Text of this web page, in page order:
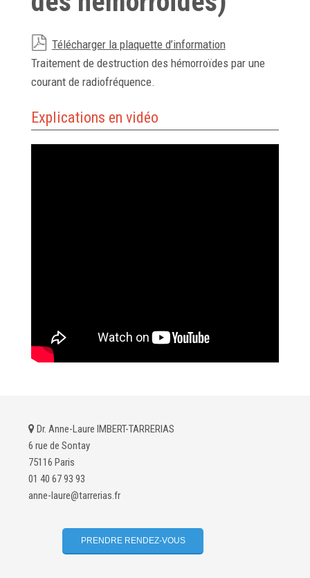
Télécharger la plaquette d’information
Traitement de destruction des hémorroïdes par une
courant de radiofréquence.
Explications en vidéo
Dr. Anne-Laure IMBERT-TARRERIAS
6 rue de Sontay
75116 Paris
01 40 67 93 93
anne-laure@tarrerias.fr
PRENDRE RENDEZ-VOUS